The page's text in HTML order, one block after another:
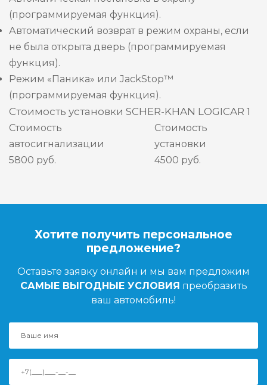
(программируемая функция).
Автоматический возврат в режим охраны, если
не была открыта дверь (программируемая
функция).
Режим «Паника» или JackStop™
(программируемая функция).
Стоимость установки SCHER-KHAN LOGICAR 1
Стоимость
автосигнализации
Стоимость
установки
5800 руб.
4500 руб.
Хотите получить персональное
предложение?
Оставьте заявку онлайн и мы вам предложим
САМЫЕ ВЫГОДНЫЕ УСЛОВИЯ преобразить
ваш автомобиль!